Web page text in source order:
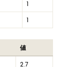
1
1
値
2.7